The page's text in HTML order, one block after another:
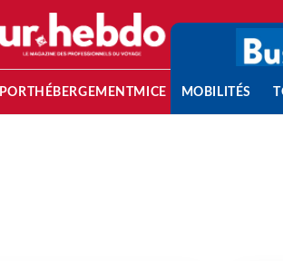
HÉBERGEMENTMICE MOBILITÉS